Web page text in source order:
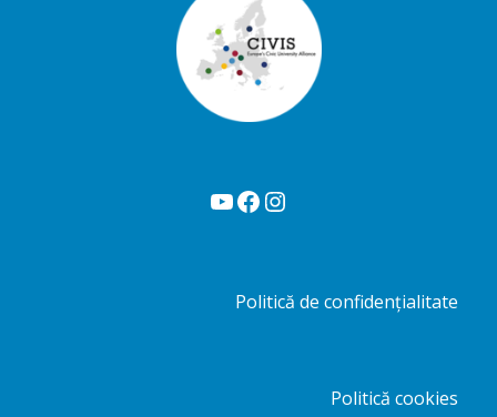
YouTube Facebook Instagram
Politică de confidențialitate
Politică cookies